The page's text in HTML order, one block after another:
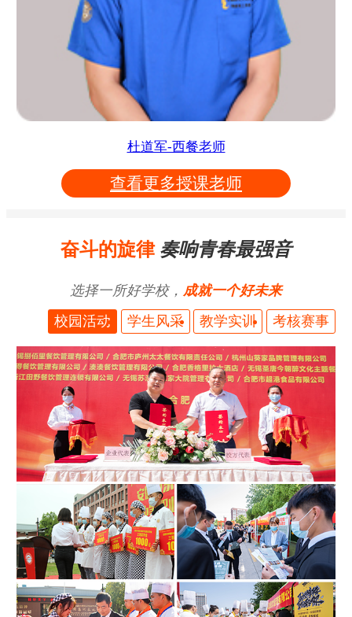
杜道军-西餐老师
查看更多授课老师
奋斗的旋律奏响青春最强音
选择一所好学校， 成就一个好未来
校园活动
学生风采 教学实训 考核赛事